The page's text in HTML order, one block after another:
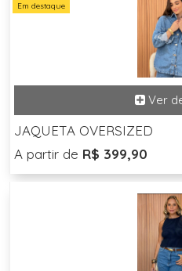
Em destaque
JAQUETA OVERSIZED
A partir de R$ 399,90